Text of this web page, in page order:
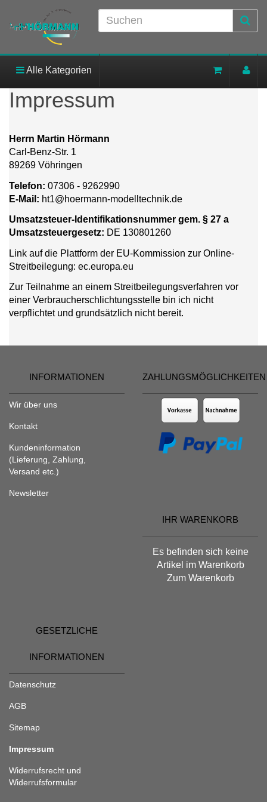
Alle Kategorien
Impressum
Herrn Martin Hörmann
Carl-Benz-Str. 1
89269 Vöhringen
Telefon: 07306 - 9262990
E-Mail: ht1@hoermann-modelltechnik.de
Umsatzsteuer-Identifikationsnummer gem. § 27 a
Umsatzsteuergesetz: DE 130801260
Link auf die Plattform der EU-Kommission zur Online-
Streitbeilegung: ec.europa.eu
Zur Teilnahme an einem Streitbeilegungsverfahren vor
einer Verbraucherschlichtungsstelle bin ich nicht
verpflichtet und grundsätzlich nicht bereit.
INFORMATIONEN
Wir über uns
Kontakt
Kundeninformation
(Lieferung, Zahlung,
Versand etc.)
Newsletter
ZAHLUNGSMÖGLICHKEITEN
IHR WARENKORB
Es befinden sich keine
Artikel im Warenkorb
Zum Warenkorb
GESETZLICHE
INFORMATIONEN
Datenschutz
AGB
Sitemap
Impressum
Widerrufsrecht und
Widerrufsformular